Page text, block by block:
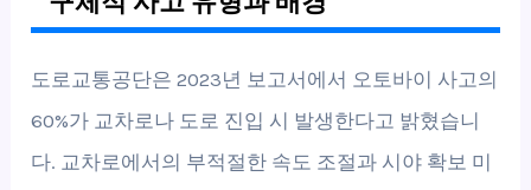
도로교통공단은 2023년 보고서에서 오토바이 사고의
60%가 교차로나 도로 진입 시 발생한다고 밝혔습니
다. 교차로에서의 부적절한 속도 조절과 시야 확보 미